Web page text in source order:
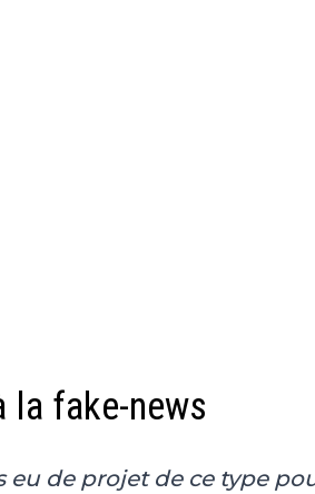
la fake-news
eu de projet de ce type